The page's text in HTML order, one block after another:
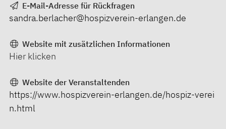
E-Mail-Adresse für Rückfragen
sandra.berlacher@hospizverein-erlangen.de
Website mit zusätzlichen Informationen
Hier klicken
Website der Veranstaltenden
https://www.hospizverein-erlangen.de/hospiz-verei
n.html